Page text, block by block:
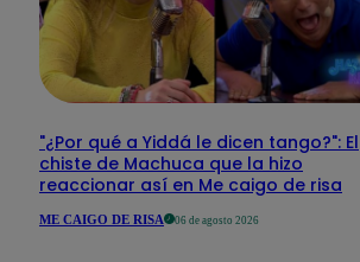
"¿Por qué a Yiddá le dicen tango?": El
chiste de Machuca que la hizo
reaccionar así en Me caigo de risa
ME CAIGO DE RISA 06 de agosto 2026